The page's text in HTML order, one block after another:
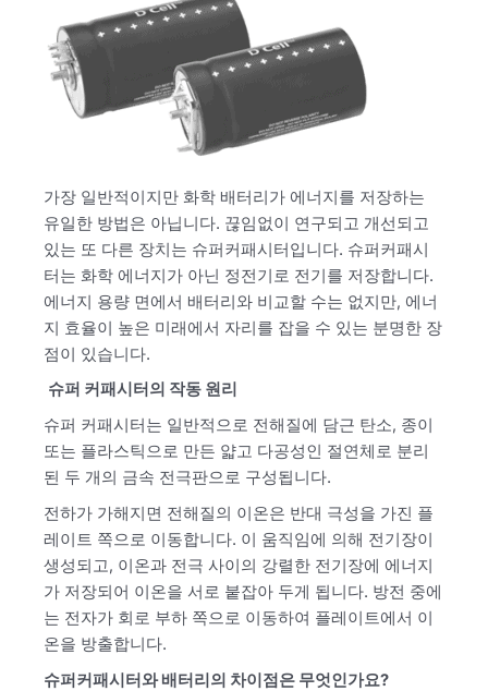
가장 일반적이지만 화학 배터리가 에너지를 저장하는
유일한 방법은 아닙니다. 끊임없이 연구되고 개선되고
있는 또 다른 장치는 슈퍼커패시터입니다. 슈퍼커패시
터는 화학 에너지가 아닌 정전기로 전기를 저장합니다.
에너지 용량 면에서 배터리와 비교할 수는 없지만, 에너
지 효율이 높은 미래에서 자리를 잡을 수 있는 분명한 장
점이 있습니다.
슈퍼 커패시터의 작동 원리
슈퍼 커패시터는 일반적으로 전해질에 담근 탄소, 종이
또는 플라스틱으로 만든 얇고 다공성인 절연체로 분리
된 두 개의 금속 전극판으로 구성됩니다.
전하가 가해지면 전해질의 이온은 반대 극성을 가진 플
레이트 쪽으로 이동합니다. 이 움직임에 의해 전기장이
생성되고, 이온과 전극 사이의 강렬한 전기장에 에너지
가 저장되어 이온을 서로 붙잡아 두게 됩니다. 방전 중에
는 전자가 회로 부하 쪽으로 이동하여 플레이트에서 이
온을 방출합니다.
슈퍼커패시터와 배터리의 차이점은 무엇인가요?